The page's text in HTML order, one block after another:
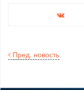
Пред. новость